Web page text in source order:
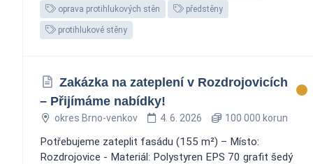
oprava protihlukových stěn předstěny
protihlukové stěny
Zakázka na zateplení v Rozdrojovicích
– Přijímáme nabídky!
okres Brno-venkov 4. 6. 2026 100 000 korun
Potřebujeme zateplit fasádu (155 m²) – Místo:
Rozdrojovice - Materiál: Polystyren EPS 70 grafit šedý